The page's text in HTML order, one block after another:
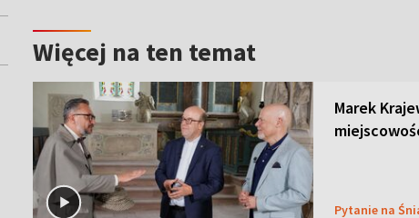
Więcej na ten temat
Marek
Pytanie na